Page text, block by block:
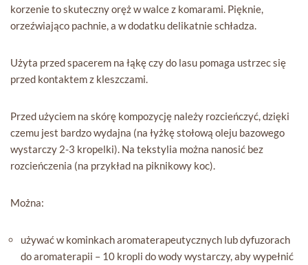
korzenie to skuteczny oręż w walce z komarami. Pięknie,
orzeźwiająco pachnie, a w dodatku delikatnie schładza.
Użyta przed spacerem na łąkę czy do lasu pomaga ustrzec się
przed kontaktem z kleszczami.
Przed użyciem na skórę kompozycję należy rozcieńczyć, dzięki
czemu jest bardzo wydajna (na łyżkę stołową oleju bazowego
wystarczy 2-3 kropelki). Na tekstylia można nanosić bez
rozcieńczenia (na przykład na piknikowy koc).
Można:
używać w kominkach aromaterapeutycznych lub dyfuzorach
do aromaterapii – 10 kropli do wody wystarczy, aby wypełnić